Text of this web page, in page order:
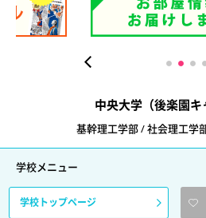
中央大学（後楽園キ
基幹理工学部 / 社会理工学
学校メニュー
学校トップページ